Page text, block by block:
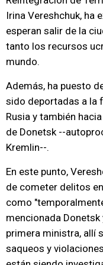
Irina Vereshchuk, ha
esperan salir de la
tanto los recursos
mundo.
Además, ha puesto
sido deportadas a la
Rusia y también
de Donetsk --
Kremlin--.
En este punto,
de cometer delitos
como
mencionada Donetsk
primera ministra, allí
saqueos y